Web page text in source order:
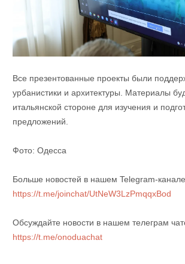
Все презентованные проекты были
урбанистики и архитектуры. Материалы
итальянской стороне для изучения и
предложений.
Фото: Одесса
Больше новостей в нашем Telegram-
https://t.me/joinchat/UtNeW3LzPmqqxBod
Обсуждайте новости в нашем телеграм
https://t.me/onoduachat